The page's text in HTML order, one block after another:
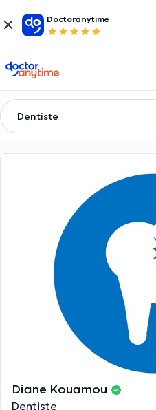
Doctoranytime
doctoranytime
Dentiste
Diane Kouamou
Dentiste